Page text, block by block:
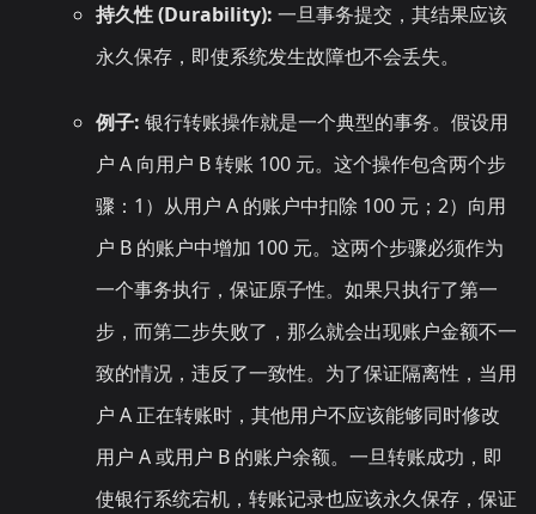
持久性 (Durability): 一旦事务提交，其结果应该
永久保存，即使系统发生故障也不会丢失。
例子: 银行转账操作就是一个典型的事务。假设用
户 A 向用户 B 转账 100 元。这个操作包含两个步
骤：1）从用户 A 的账户中扣除 100 元；2）向用
户 B 的账户中增加 100 元。这两个步骤必须作为
一个事务执行，保证原子性。如果只执行了第一
步，而第二步失败了，那么就会出现账户金额不一
致的情况，违反了一致性。为了保证隔离性，当用
户 A 正在转账时，其他用户不应该能够同时修改
用户 A 或用户 B 的账户余额。一旦转账成功，即
使银行系统宕机，转账记录也应该永久保存，保证